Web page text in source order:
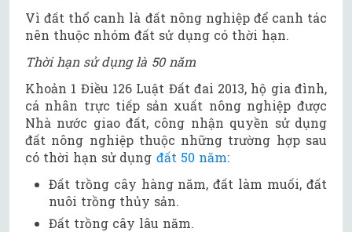
Vì đất thổ canh là đất nông nghiệp để canh tác
nên thuộc nhóm đất sử dụng có thời hạn.
Thời hạn sử dụng là 50 năm
Khoản 1 Điều 126 Luật Đất đai 2013, hộ gia đình,
cá nhân trực tiếp sản xuất nông nghiệp được
Nhà nước giao đất, công nhận quyền sử dụng
đất nông nghiệp thuộc những trường hợp sau
có thời hạn sử dụng đất 50 năm:
Đất trồng cây hàng năm, đất làm muối, đất
nuôi trồng thủy sản.
Đất trồng cây lâu năm.